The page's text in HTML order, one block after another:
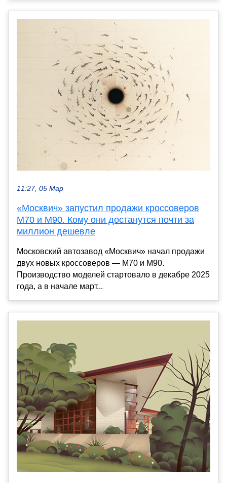
11:27, 05 Мар
«Москвич» запустил продажи кроссоверов
М70 и М90. Кому они достанутся почти за
миллион дешевле
Московский автозавод «Москвич» начал продажи
двух новых кроссоверов — М70 и М90.
Производство моделей стартовало в декабре 2025
года, а в начале март...